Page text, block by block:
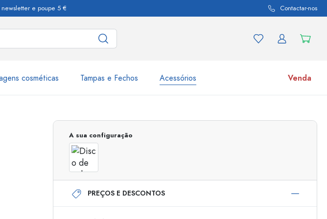
e poupe 5 € Contactar-nos
cosméticas Tampas e Fechos Acessórios Venda
Dispensadores Airless
Frascos com roll-on
Frascos
A sua configuração
PREÇOS E DESCONTOS